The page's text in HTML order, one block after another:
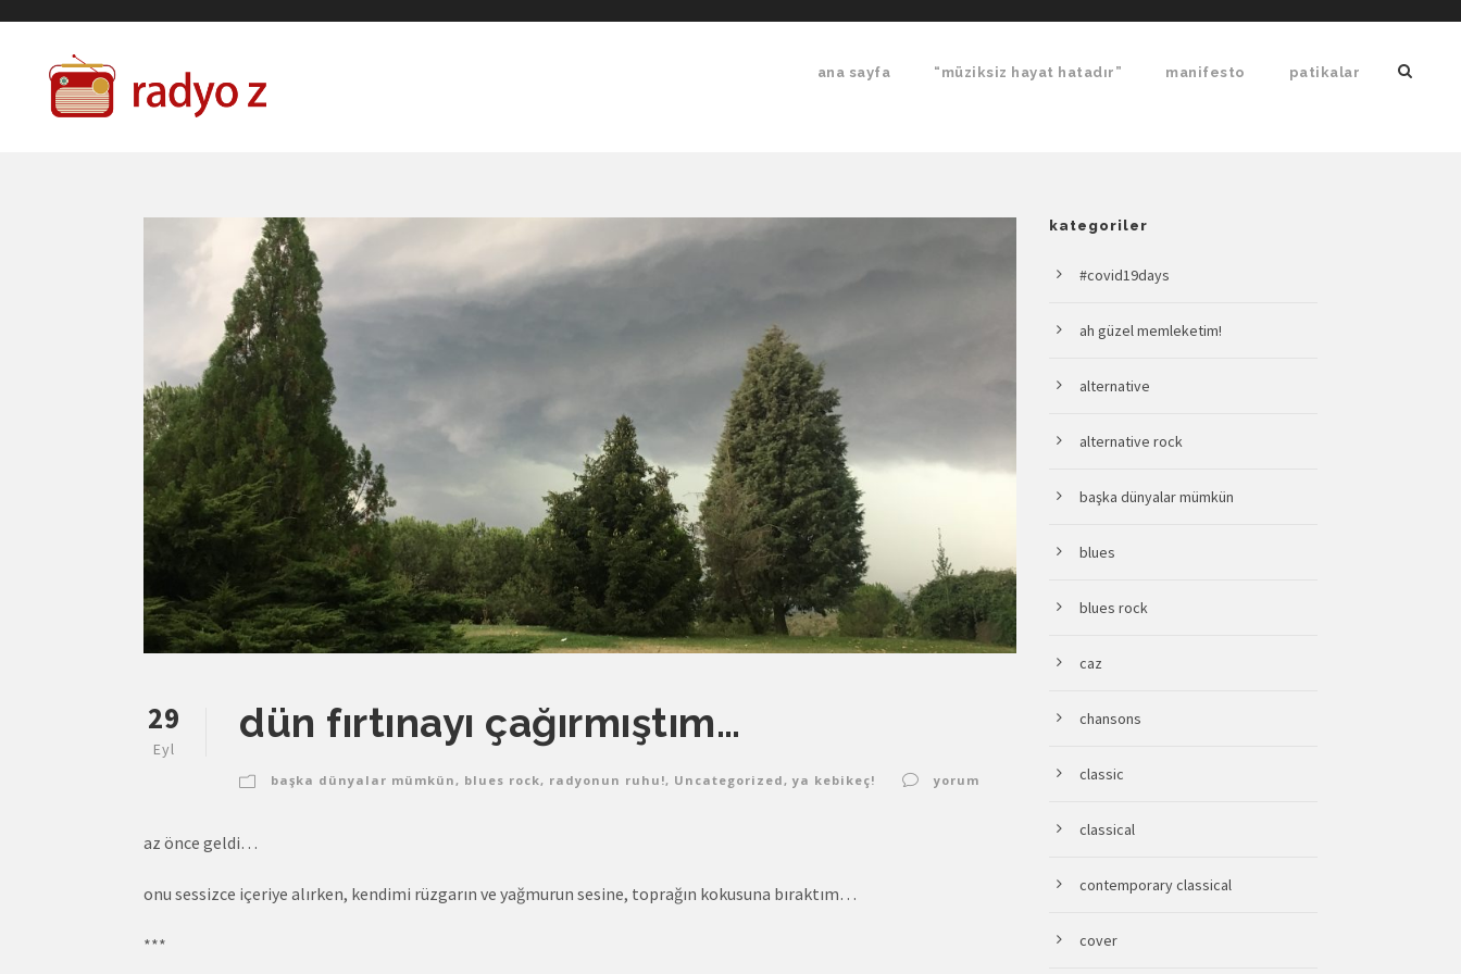
ana sayfa “müziksiz hayat hatadır” manifesto patikalar
29
Eyl
dün fırtınayı çağırmıştım…
başka dünyalar mümkün, blues rock, radyonun ruhu!, Uncategorized, ya kebikeç! yorum
az önce geldi…
onu sessizce içeriye alırken, kendimi rüzgarın ve yağmurun sesine, toprağın kokusuna bıraktım…
***
kategoriler
#covid19days
ah güzel memleketim!
alternative
alternative rock
başka dünyalar mümkün
blues
blues rock
caz
chansons
classic
classical
contemporary classical
cover